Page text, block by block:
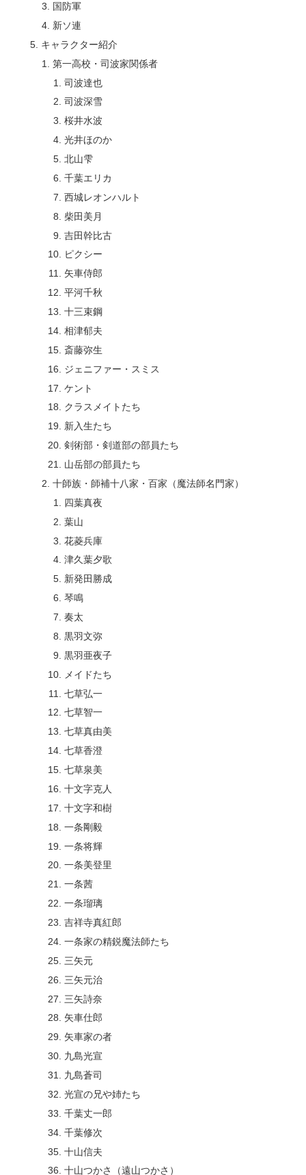
国防軍
新ソ連
キャラクター紹介
第一高校・司波家関係者
司波達也
司波深雪
桜井水波
光井ほのか
北山雫
千葉エリカ
西城レオンハルト
柴田美月
吉田幹比古
ピクシー
矢車侍郎
平河千秋
十三束鋼
相津郁夫
斎藤弥生
ジェニファー・スミス
ケント
クラスメイトたち
新入生たち
剣術部・剣道部の部員たち
山岳部の部員たち
十師族・師補十八家・百家（魔法師名門家）
四葉真夜
葉山
花菱兵庫
津久葉夕歌
新発田勝成
琴鳴
奏太
黒羽文弥
黒羽亜夜子
メイドたち
七草弘一
七草智一
七草真由美
七草香澄
七草泉美
十文字克人
十文字和樹
一条剛毅
一条将輝
一条美登里
一条茜
一条瑠璃
吉祥寺真紅郎
一条家の精鋭魔法師たち
三矢元
三矢元治
三矢詩奈
矢車仕郎
矢車家の者
九島光宣
九島蒼司
光宣の兄や姉たち
千葉丈一郎
千葉修次
十山信夫
十山つかさ（遠山つかさ）